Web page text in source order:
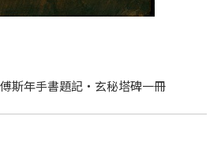
斯年手書題記‧玄秘塔碑一冊